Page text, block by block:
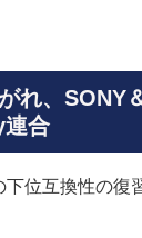
れ、SONY
合
位互換性の復